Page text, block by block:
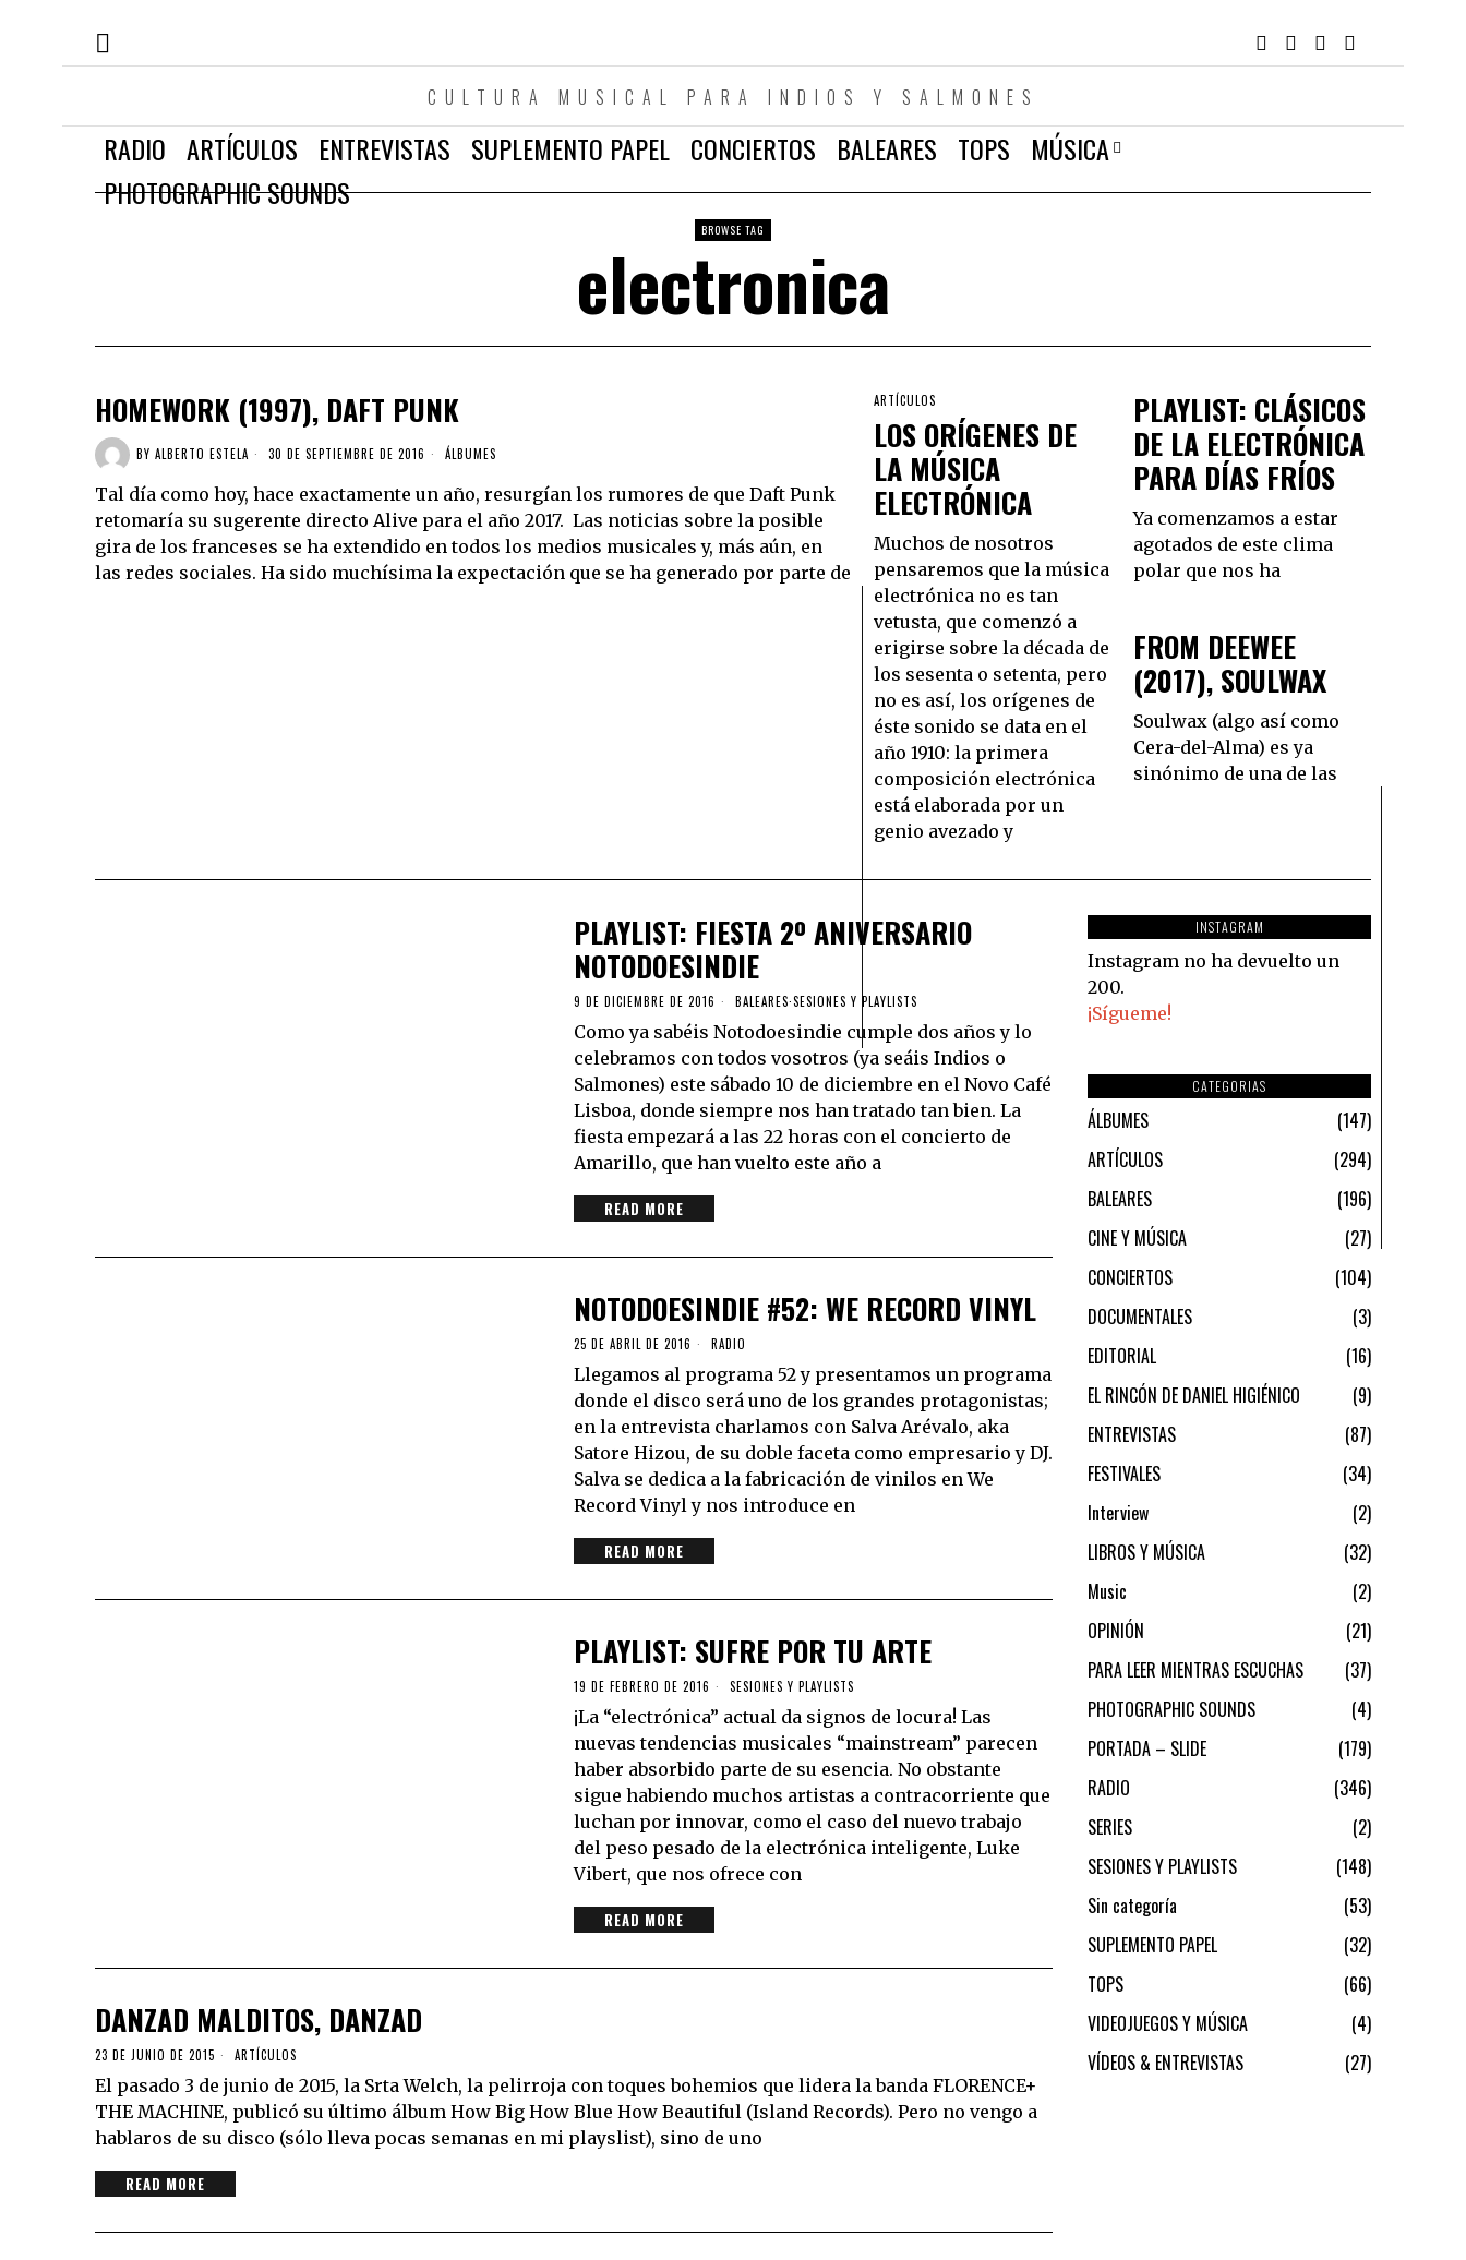
CULTURA MUSICAL PARA INDIOS Y SALMONES
RADIO ARTÍCULOS ENTREVISTAS SUPLEMENTO PAPEL CONCIERTOS BALEARES TOPS
MÚSICA
PHOTOGRAPHIC SOUNDS
BROWSE TAG
electronica
HOMEWORK (1997), DAFT PUNK
BY ALBERTO ESTELA 30 DE SEPTIEMBRE DE 2016 ÁLBUMES
Tal día como hoy, hace exactamente un año, resurgían los rumores de que Daft Punk
retomaría su sugerente directo Alive para el año 2017. Las noticias sobre la posible
gira de los franceses se ha extendido en todos los medios musicales y, más aún, en
las redes sociales. Ha sido muchísima la expectación que se ha generado por parte de
ARTÍCULOS
LOS ORÍGENES DE
LA MÚSICA
ELECTRÓNICA
Muchos de nosotros
pensaremos que la música
electrónica no es tan
vetusta, que comenzó a
erigirse sobre la década de
los sesenta o setenta, pero
no es así, los orígenes de
éste sonido se data en el
año 1910: la primera
composición electrónica
está elaborada por un
genio avezado y
PLAYLIST: CLÁSICOS
DE LA ELECTRÓNICA
PARA DÍAS FRÍOS
Ya comenzamos a estar
agotados de este clima
polar que nos ha
FROM DEEWEE
(2017), SOULWAX
Soulwax (algo así como
Cera-del-Alma) es ya
sinónimo de una de las
PLAYLIST: FIESTA 2º ANIVERSARIO
NOTODOESINDIE
9 DE DICIEMBRE DE 2016 BALEARES·SESIONES Y PLAYLISTS
Como ya sabéis Notodoesindie cumple dos años y lo
celebramos con todos vosotros (ya seáis Indios o
Salmones) este sábado 10 de diciembre en el Novo Café
Lisboa, donde siempre nos han tratado tan bien. La
fiesta empezará a las 22 horas con el concierto de
Amarillo, que han vuelto este año a
READ MORE
NOTODOESINDIE #52: WE RECORD VINYL
25 DE ABRIL DE 2016 RADIO
Llegamos al programa 52 y presentamos un programa
donde el disco será uno de los grandes protagonistas;
en la entrevista charlamos con Salva Arévalo, aka
Satore Hizou, de su doble faceta como empresario y DJ.
Salva se dedica a la fabricación de vinilos en We
Record Vinyl y nos introduce en
READ MORE
PLAYLIST: SUFRE POR TU ARTE
19 DE FEBRERO DE 2016 SESIONES Y PLAYLISTS
¡La “electrónica” actual da signos de locura! Las
nuevas tendencias musicales “mainstream” parecen
haber absorbido parte de su esencia. No obstante
sigue habiendo muchos artistas a contracorriente que
luchan por innovar, como el caso del nuevo trabajo
del peso pesado de la electrónica inteligente, Luke
Vibert, que nos ofrece con
READ MORE
DANZAD MALDITOS, DANZAD
23 DE JUNIO DE 2015 ARTÍCULOS
El pasado 3 de junio de 2015, la Srta Welch, la pelirroja con toques bohemios que lidera la banda FLORENCE+
THE MACHINE, publicó su último álbum How Big How Blue How Beautiful (Island Records). Pero no vengo a
hablaros de su disco (sólo lleva pocas semanas en mi playslist), sino de uno
READ MORE
INSTAGRAM
Instagram no ha devuelto un
200.
¡Sígueme!
CATEGORIAS
ÁLBUMES
147
ARTÍCULOS
294
BALEARES
196
CINE Y MÚSICA
27
CONCIERTOS
104
DOCUMENTALES
3
EDITORIAL
16
EL RINCÓN DE DANIEL HIGIÉNICO
9
ENTREVISTAS
87
FESTIVALES
34
Interview
2
LIBROS Y MÚSICA
32
Music
2
OPINIÓN
21
PARA LEER MIENTRAS ESCUCHAS
37
PHOTOGRAPHIC SOUNDS
4
PORTADA – SLIDE
179
RADIO
346
SERIES
2
SESIONES Y PLAYLISTS
148
Sin categoría
53
SUPLEMENTO PAPEL
32
TOPS
66
VIDEOJUEGOS Y MÚSICA
4
VÍDEOS & ENTREVISTAS
27